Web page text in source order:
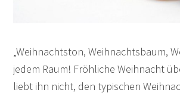
„Weihnachtston, Weihnachtsbaum,
jedem Raum! Fröhliche Weihnacht
liebt ihn nicht, den typischen